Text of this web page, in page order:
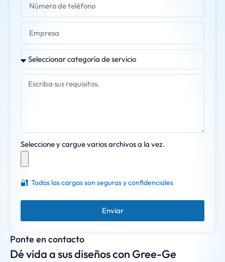
Ponte en contacto
Dé vida a sus diseños con Gree-Ge
Seleccione y cargue varios archivos a la vez.
🔐 Todas las cargas son seguras y confidenciales
Enviar